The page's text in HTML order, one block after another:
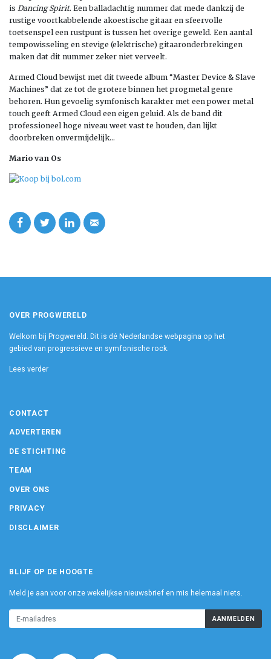
is Dancing Spirit. Een balladachtig nummer dat mede dankzij de
rustige voortkabbelende akoestische gitaar en sfeervolle
toetsenspel een rustpunt is tussen het overige geweld. Een aantal
tempowisseling en stevige (elektrische) gitaaronderbrekingen
maken dat dit nummer zeker niet verveelt.
Armed Cloud bewijst met dit tweede album “Master Device & Slave
Machines” dat ze tot de grotere binnen het progmetal genre
behoren. Hun gevoelig symfonisch karakter met een power metal
touch geeft Armed Cloud een eigen geluid. Als de band dit
professioneel hoge niveau weet vast te houden, dan lijkt
doorbreken onvermijdelijk…
Mario van Os
OVER PROGWERELD
Welkom bij Progwereld. Dit is dé Nederlandse webpagina op het
gebied van progressieve en symfonische rock.
Lees verder
CONTACT
ADVERTEREN
DE STICHTING
TEAM
OVER ONS
PRIVACY
DISCLAIMER
BLIJF OP DE HOOGTE
Meld je aan voor onze wekelijkse nieuwsbrief en mis helemaal niets.
AANMELDEN